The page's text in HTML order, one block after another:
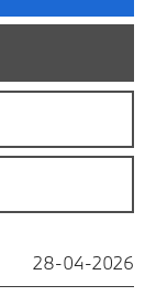
28-04-2026